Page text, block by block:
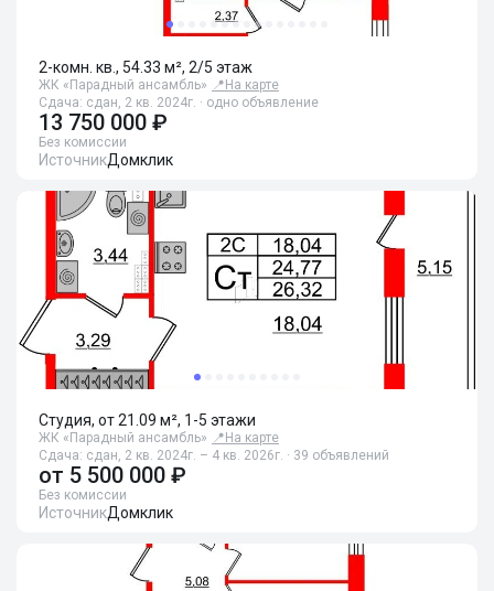
2-комн. кв., 54.33 м², 2/5 этаж
ЖК «Парадный ансамбль» 📍 На карте
Сдача: сдан, 2 кв. 2024г. · одно объявление
13 750 000 ₽
Без комиссии
ИсточникДомклик
Студия, от 21.09 м², 1-5 этажи
ЖК «Парадный ансамбль» 📍 На карте
Сдача: сдан, 2 кв. 2024г. – 4 кв. 2026г. · 39 объявлений
от 5 500 000 ₽
Без комиссии
ИсточникДомклик